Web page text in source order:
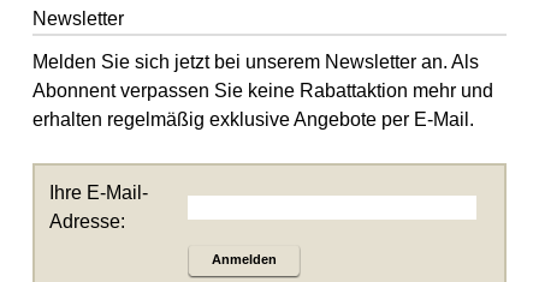
Newsletter
Melden Sie sich jetzt bei unserem Newsletter an. Als
Abonnent verpassen Sie keine Rabattaktion mehr und
erhalten regelmäßig exklusive Angebote per E-Mail.
Ihre E-Mail-
Adresse:
Anmelden